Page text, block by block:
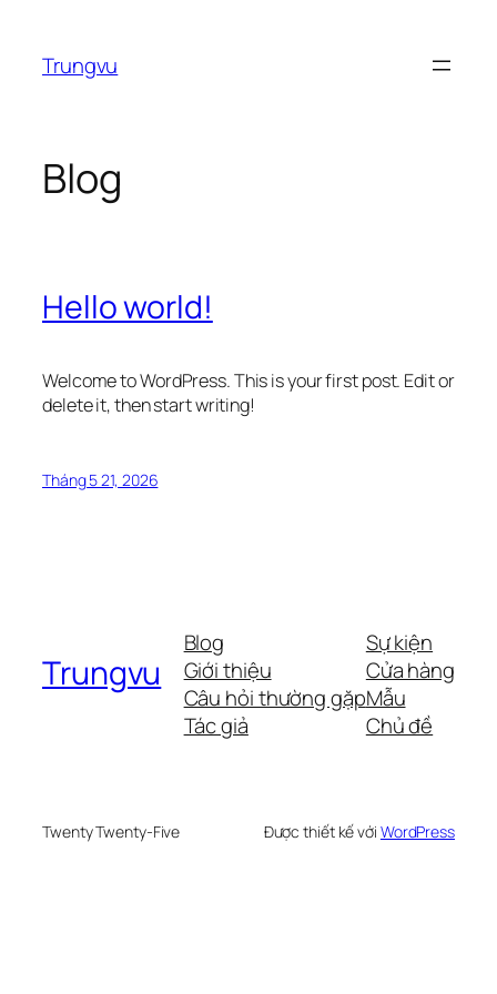
phầnTrungvu
Blog
Hello world!
Welcome to WordPress. This is your first post. Edit or
delete it, then start writing!
Tháng 5 21, 2026
Trungvu
Blog
Giới thiệu
Câu hỏi thường gặp
Tác giả
Sự kiện
Cửa hàng
Mẫu
Chủ đề
Twenty Twenty-Five Được thiết kế với WordPress